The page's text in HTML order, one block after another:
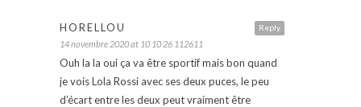
Reply
HORELLOU
14 novembre 2020 at 10 10 26 112611
Ouh la la oui ça va être sportif mais bon quand
je vois Lola Rossi avec ses deux puces, le peu
d’écart entre les deux peut vraiment être